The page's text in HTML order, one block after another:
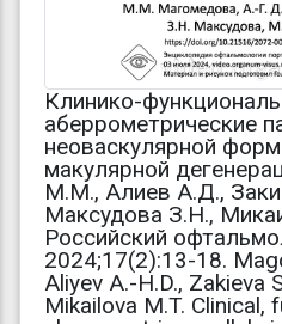
Клинико-
аберрометрические
неоваскулярной
макулярной
М.М., Алиев А.Д.,
Максудова З.Н.,
Российский
2024;17(2):13-18.
Aliyev A.-H.D., Zakieva
Mikailova M.T. Clinical,